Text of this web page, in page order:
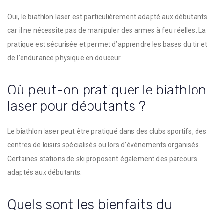
Oui, le biathlon laser est particulièrement adapté aux débutants
car il ne nécessite pas de manipuler des armes à feu réelles. La
pratique est sécurisée et permet d’apprendre les bases du tir et
de l’endurance physique en douceur.
Où peut-on pratiquer le biathlon
laser pour débutants ?
Le biathlon laser peut être pratiqué dans des clubs sportifs, des
centres de loisirs spécialisés ou lors d’événements organisés.
Certaines stations de ski proposent également des parcours
adaptés aux débutants.
Quels sont les bienfaits du